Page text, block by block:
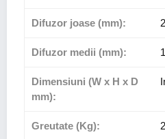
Difuzor joase (mm):
Difuzor medii (mm):
Dimensiuni (W x H x D
mm):
Greutate (Kg):